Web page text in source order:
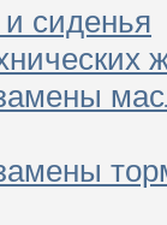
сиденья